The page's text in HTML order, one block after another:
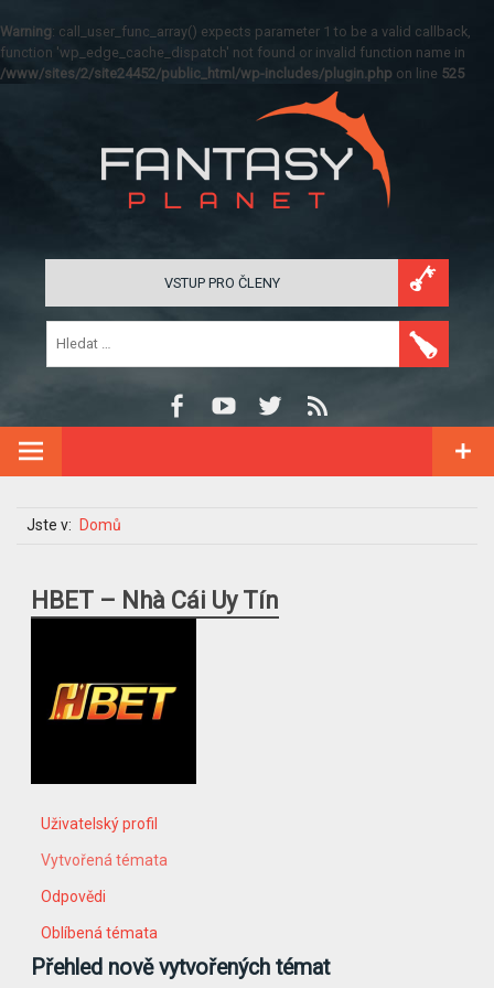
Warning: call_user_func_array() expects parameter 1 to be a valid callback,
function 'wp_edge_cache_dispatch' not found or invalid function name in
/www/sites/2/site24452/public_html/wp-includes/plugin.php on line 525
VSTUP PRO ČLENY
Jste v: Domů
HBET – Nhà Cái Uy Tín
Uživatelský profil
Vytvořená témata
Odpovědi
Oblíbená témata
Přehled nově vytvořených témat